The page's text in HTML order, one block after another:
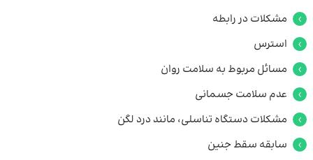
مشکلات در رابطه
استرس
مسائل مربوط به سلامت روان
عدم سلامت جسمانی
مشکلات دستگاه تناسلی، مانند درد لگن
سابقه سقط جنین